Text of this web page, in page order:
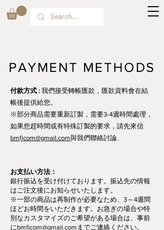
PAYMENT METHODS
付款方式 : 我們接受轉帳匯款，匯款資料會在結
帳後提供給您。
※部分商品需要重新訂製，需要3-4週時間處理，
如果您趕時間或有特殊訂製的要求，請先來信
bmfjcom@gmail.com與我們聯絡討論。
お支払い方法：
銀行振込を受け付けております。振込先の情報
はご注文後にお知らせいたします。
※一部の商品は再制作が必要なため、3～4週間
ほどお時間をいただきます。お急ぎの場合や特
別なカスタマイズのご希望がある場合は、事前
に bmfjcom@gmail.com までご連絡ください。